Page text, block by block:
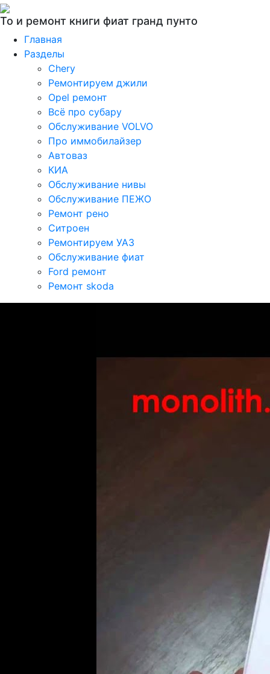
То и ремонт книги фиат гранд пунто
Главная
Разделы
Chery
Ремонтируем джили
Opel ремонт
Всё про субару
Обслуживание VOLVO
Про иммобилайзер
Автоваз
КИА
Обслуживание нивы
Обслуживание ПЕЖО
Ремонт рено
Ситроен
Ремонтируем УАЗ
Обслуживание фиат
Ford ремонт
Ремонт skoda